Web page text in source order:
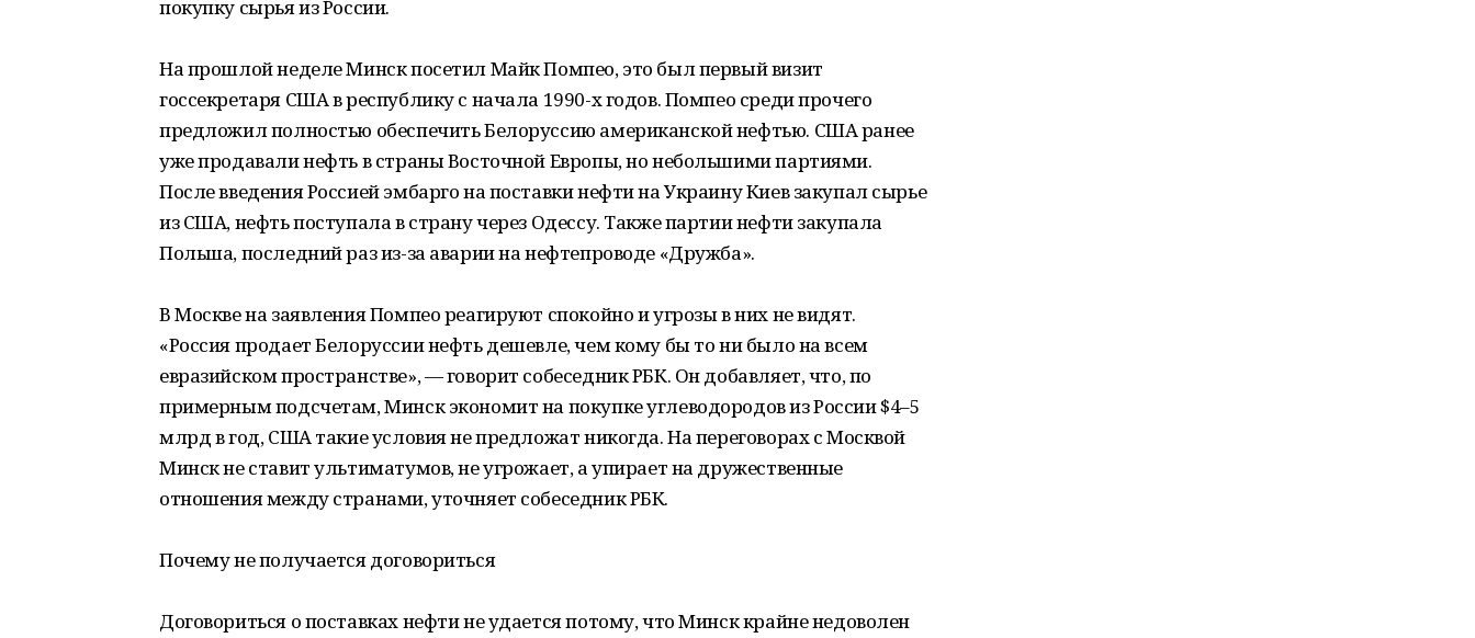
покупку сырья из России.
На прошлой неделе Минск посетил Майк Помпео, это был первый визит
госсекретаря США в республику с начала 1990-х годов. Помпео среди прочего
предложил полностью обеспечить Белоруссию американской нефтью. США ранее
уже продавали нефть в страны Восточной Европы, но небольшими партиями.
После введения Россией эмбарго на поставки нефти на Украину Киев закупал сырье
из США, нефть поступала в страну через Одессу. Также партии нефти закупала
Польша, последний раз из-за аварии на нефтепроводе «Дружба».
В Москве на заявления Помпео реагируют спокойно и угрозы в них не видят.
«Россия продает Белоруссии нефть дешевле, чем кому бы то ни было на всем
евразийском пространстве», — говорит собеседник РБК. Он добавляет, что, по
примерным подсчетам, Минск экономит на покупке углеводородов из России $4–5
млрд в год, США такие условия не предложат никогда. На переговорах с Москвой
Минск не ставит ультиматумов, не угрожает, а упирает на дружественные
отношения между странами, уточняет собеседник РБК.
Почему не получается договориться
Договориться о поставках нефти не удается потому, что Минск крайне недоволен